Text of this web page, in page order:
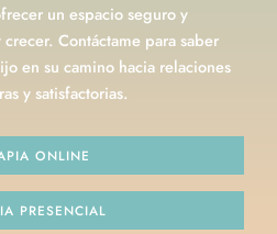
un espacio seguro y
Contáctame para saber
en su camino hacia relaciones
y satisfactorias.
ONLINE
PRESENCIAL